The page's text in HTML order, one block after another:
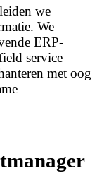
we
We
ERP-
service
met oog